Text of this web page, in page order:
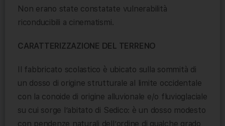
Non erano state constatate vulnerabilità
riconducibili a cinematismi.
CARATTERIZZAZIONE DEL TERRENO
Il fabbricato scolastico è ubicato sulla sommità di
un dosso di origine strutturale al limite occidentale
con la conoide di origine alluvionale e/o fluvioglaciale
su cui sorge l’abitato di Sedico: è un dosso modesto
con pendenze naturali dell’ordine di qualche grado